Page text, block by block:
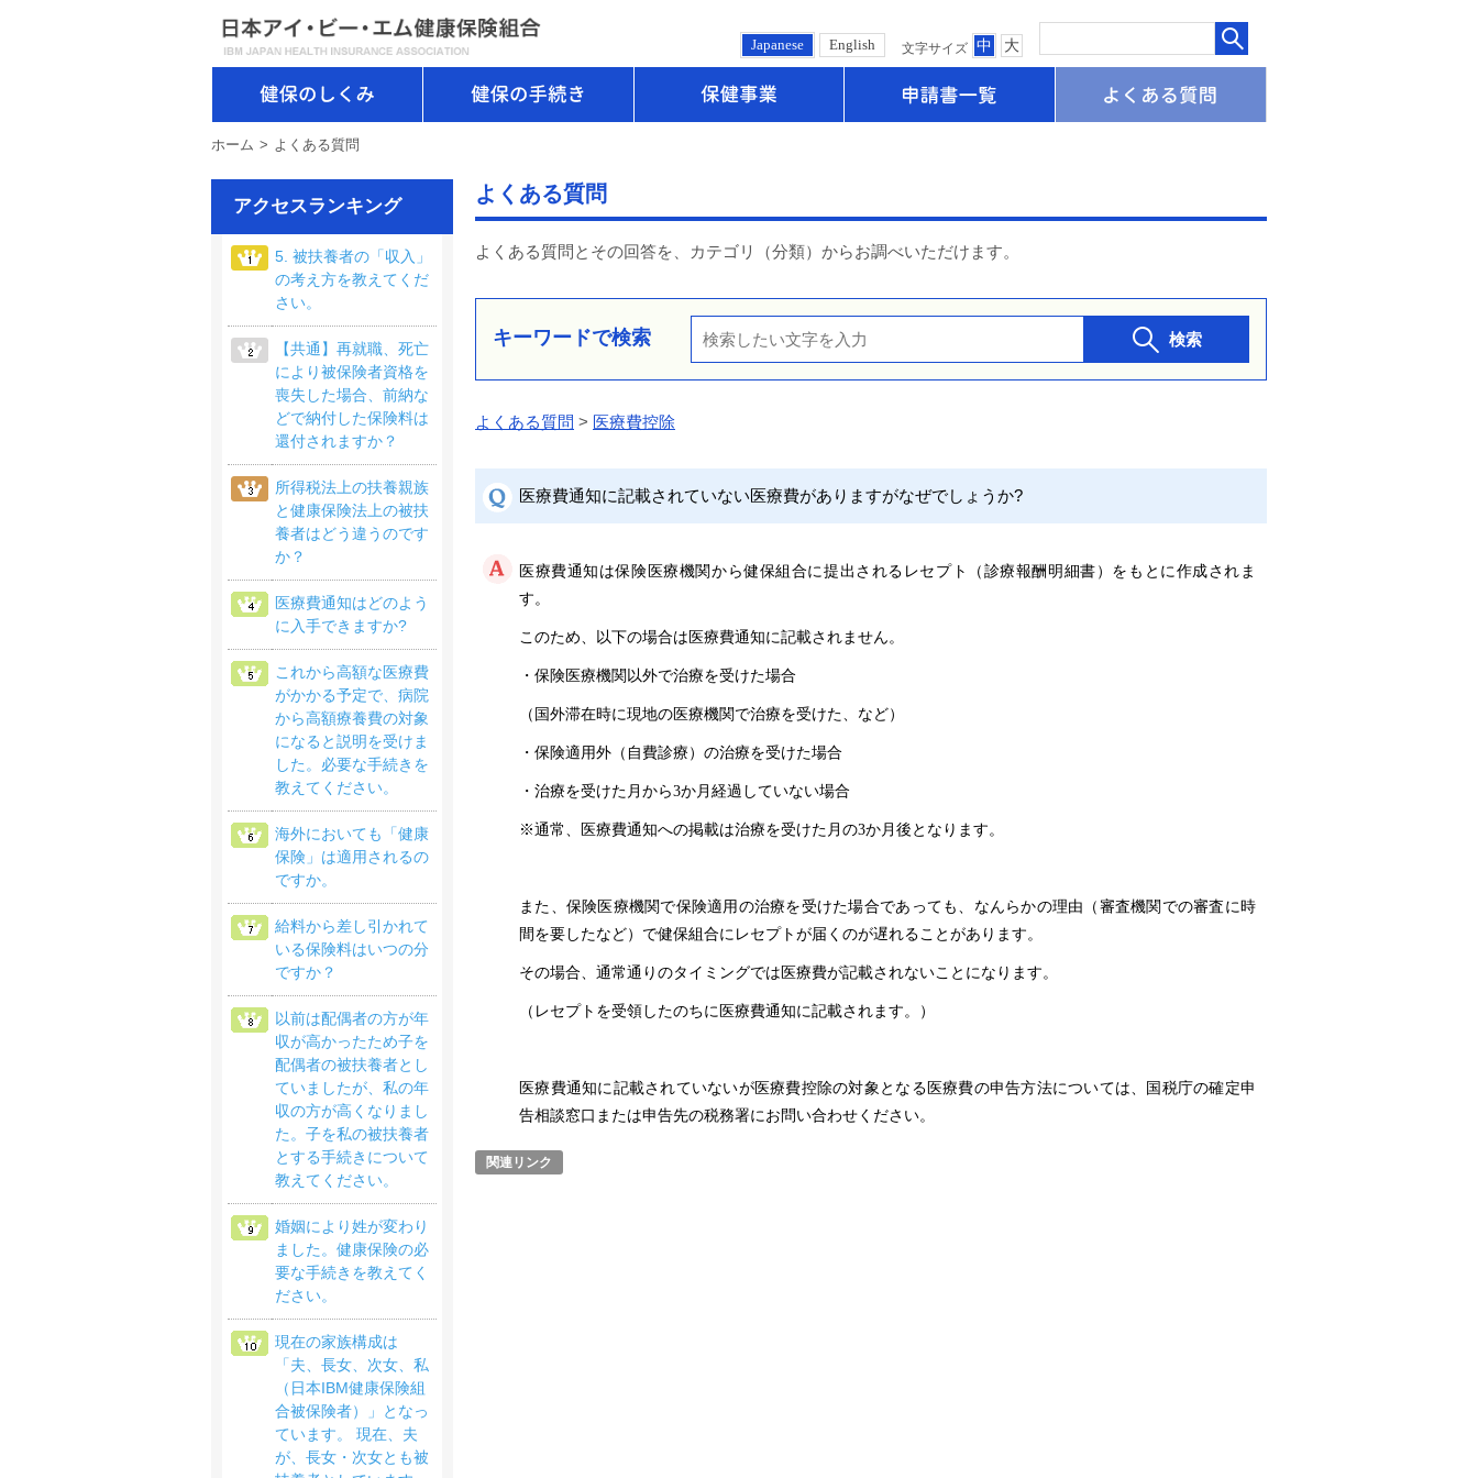
Japanese English 文字サイズ 中 大
健保のしくみ
ホーム よくある質問
よくある質問
よくある質問とその回答を、カテゴリ（分類）からお調べいただけます。
キーワードで検索 検索
よくある質問 > 医療費控除
医療費通知に記載されていない医療費がありますがなぜでしょうか?
医療費通知は保険医療機関から健保組合に提出されるレセプト（診療報酬明細書）をもとに作成されま
す。
このため、以下の場合は医療費通知に記載されません。
・保険医療機関以外で治療を受けた場合
（国外滞在時に現地の医療機関で治療を受けた、など）
・保険適用外（自費診療）の治療を受けた場合
・治療を受けた月から3か月経過していない場合
※通常、医療費通知への掲載は治療を受けた月の3か月後となります。
また、保険医療機関で保険適用の治療を受けた場合であっても、なんらかの理由（審査機関での審査に時
間を要したなど）で健保組合にレセプトが届くのが遅れることがあります。
その場合、通常通りのタイミングでは医療費が記載されないことになります。
（レセプトを受領したのちに医療費通知に記載されます。）
医療費通知に記載されていないが医療費控除の対象となる医療費の申告方法については、国税庁の確定申
告相談窓口または申告先の税務署にお問い合わせください。
アクセスランキング
5. 被扶養者の「収入」
の考え方を教えてくだ
さい。
【共通】再就職、死亡
により被保険者資格を
喪失した場合、前納な
どで納付した保険料は
還付されますか？
所得税法上の扶養親族
と健康保険法上の被扶
養者はどう違うのです
か？
医療費通知はどのよう
に入手できますか?
これから高額な医療費
がかかる予定で、病院
から高額療養費の対象
になると説明を受けま
した。必要な手続きを
教えてください。
海外においても「健康
保険」は適用されるの
ですか。
給料から差し引かれて
いる保険料はいつの分
ですか？
以前は配偶者の方が年
収が高かったため子を
配偶者の被扶養者とし
ていましたが、私の年
収の方が高くなりまし
た。子を私の被扶養者
とする手続きについて
教えてください。
婚姻により姓が変わり
ました。健康保険の必
要な手続きを教えてく
ださい。
現在の家族構成は
「夫、長女、次女、私
（日本IBM健康保険組
合被保険者）」となっ
ています。 現在、夫
が、長女・次女とも被